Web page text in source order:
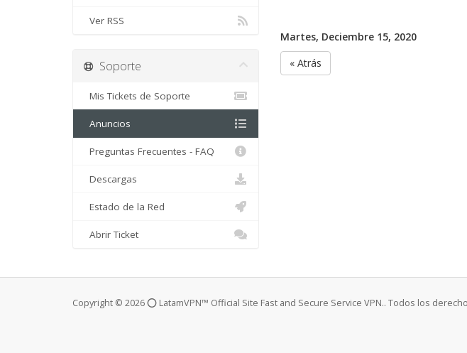
Ver RSS
Martes, Deciembre 15, 2020
« Atrás
Soporte
Mis Tickets de Soporte
Anuncios
Preguntas Frecuentes - FAQ
Descargas
Estado de la Red
Abrir Ticket
Copyright © 2026 ⭕ LatamVPN™ Official Site Fast and Secure Service VPN.. Todos los